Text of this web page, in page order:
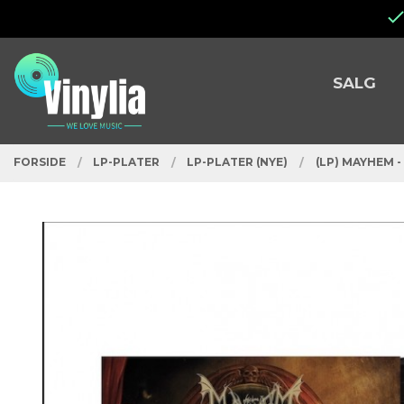
innholdet
PRODUKTER
SALG
FORSIDE LP-PLATER LP-PLATER (NYE) (LP) MAYHEM